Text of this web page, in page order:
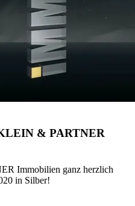
& PARTNER
Immobilien ganz herzlich
in Silber!